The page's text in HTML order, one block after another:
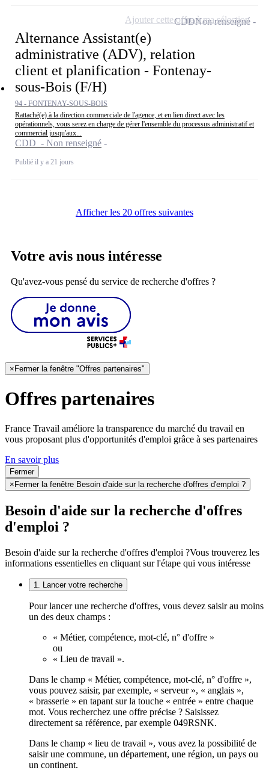
Alternance Assistant(e)
administrative (ADV), relation
client et planification - Fontenay-
sous-Bois (F/H)
94 - FONTENAY-SOUS-BOIS
Rattaché(e) à la direction commerciale de l'agence, et en lien direct avec les
opérationnels, vous serez en charge de gérer l'ensemble du processus administratif et
commercial jusqu'aux...
CDD - Non renseigné
Publié il y a 21 jours
CDDNon renseigné
Ajouter cette offre à ma sélection
Afficher les 20 offres suivantes
Votre avis nous intéresse
Qu'avez-vous pensé du service de recherche d'offres ?
× Fermer la fenêtre "Offres partenaires"
Offres partenaires
France Travail améliore la transparence du marché du travail en
vous proposant plus d'opportunités d'emploi grâce à ses partenaires
En savoir plus
Fermer
× Fermer la fenêtre Besoin d'aide sur la recherche d'offres d'emploi ?
Besoin d'aide sur la recherche d'offres
d'emploi ?
Besoin d'aide sur la recherche d'offres d'emploi ?Vous trouverez les
informations essentielles en cliquant sur l'étape qui vous intéresse
1. Lancer votre recherche
Pour lancer une recherche d'offres, vous devez saisir au moins
un des deux champs :
« Métier, compétence, mot-clé, n° d'offre »
ou
« Lieu de travail ».
Dans le champ « Métier, compétence, mot-clé, n° d'offre »,
vous pouvez saisir, par exemple, « serveur », « anglais »,
« brasserie » en tapant sur la touche « entrée » entre chaque
mot. Vous recherchez une offre précise ? Saisissez
directement sa référence, par exemple 049RSNK.
Dans le champ « lieu de travail », vous avez la possibilité de
saisir une commune, un département, une région, un pays ou
un continent.